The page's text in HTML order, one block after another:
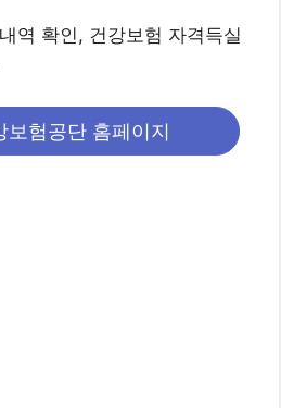
역 확인, 건강보험 자격득실
보험공단 홈페이지